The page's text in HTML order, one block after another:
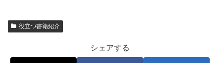
役立つ書籍紹介
シェアする